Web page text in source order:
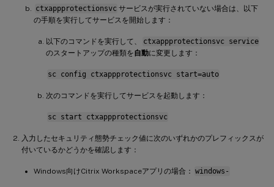
ctxappprotectionsvc サービスが実行されていない場合は、以下
の手順を実行してサービスを開始します：
以下のコマンドを実行して、
ctxappprotectionsvc service
のスタートアップの種類を自動に変更します：
sc config ctxappprotectionsvc start=auto
次のコマンドを実行してサービスを起動します：
sc start ctxappprotectionsvc
入力したセキュリティ態勢チェック値に次のいずれかのプレフィックスが
付いているかどうかを確認します：
Windows向けCitrix Workspaceアプリの場合： windows-